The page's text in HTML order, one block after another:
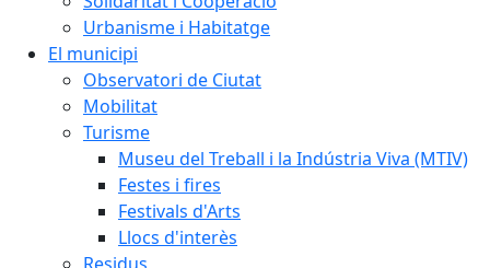
Urbanisme i Habitatge
El municipi
Observatori de Ciutat
Mobilitat
Turisme
Museu del Treball i la Indústria Viva (MTIV)
Festes i fires
Festivals d'Arts
Llocs d'interès